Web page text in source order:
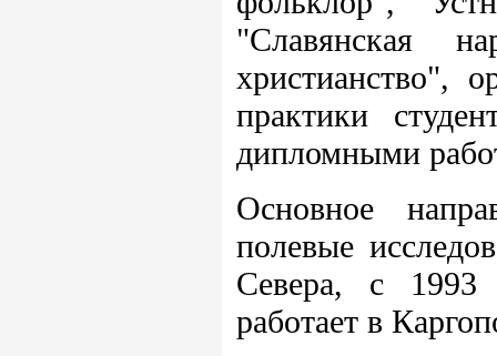
"Славянская
христианство",
практики
дипломными
Основное
полевые
Севера, с
работает в